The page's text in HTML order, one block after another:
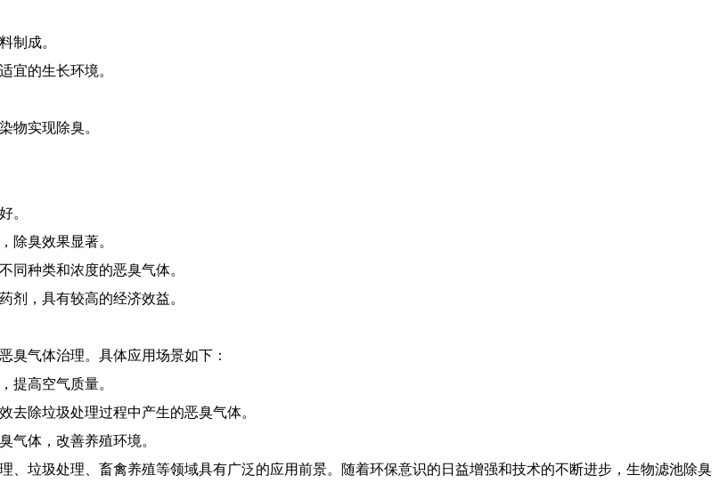
制成。
宜的生长环境。
物实现除臭。
。
除臭效果显著。
同种类和浓度的恶臭气体。
剂，具有较高的经济效益。
臭气体治理。具体应用场景如下：
提高空气质量。
去除垃圾处理过程中产生的恶臭气体。
气体，改善养殖环境。
垃圾处理、畜禽养殖等领域具有广泛的应用前景。随着环保意识的日益增强和技术的不断进步，生物滤池除臭